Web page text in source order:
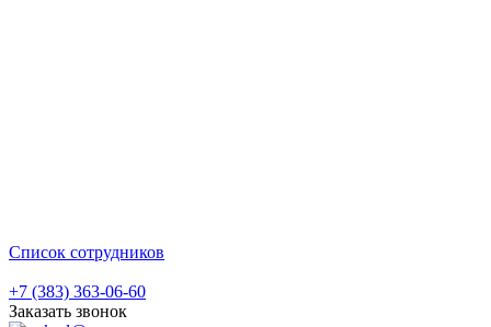
Список сотрудников
+7 (383) 363-06-60
Заказать звонок